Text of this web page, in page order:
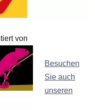
von
Besuchen
Sie auch
unseren